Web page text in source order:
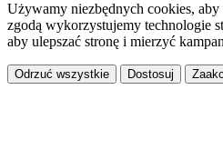
Używamy niezbędnych cookies, aby
zgodą wykorzystujemy technologie
aby ulepszać stronę i mierzyć
Odrzuć wszystkie Dostosuj